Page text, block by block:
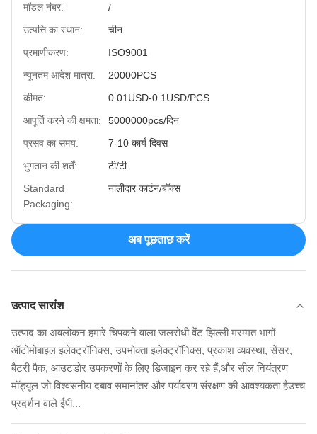
मॉडल नंबर:
/
उत्पत्ति का स्थान:
चीन
प्रमाणीकरण:
ISO9001
न्यूनतम आदेश मात्रा:
20000PCS
कीमत:
0.01USD-0.1USD/PCS
आपूर्ति करने की क्षमता:
5000000pcs/दिन
प्रसव का समय:
7-10 कार्य दिवस
भुगतान की शर्तें:
टी/टी
Standard
Packaging:
नालीदार कार्टन/बॉक्स
अब पूछताछ करें
उत्पाद सारांश
उत्पाद का अवलोकन हमारे चिपकने वाला जलरोधी वेंट झिल्ली मरम्मत भागों
ऑटोमोबाइल इलेक्ट्रॉनिक्स, उपभोक्ता इलेक्ट्रॉनिक्स, प्रकाश व्यवस्था, सेंसर,
बैटरी पैक, आउटडोर उपकरणों के लिए डिजाइन कर रहे हैं,और सील नियंत्रण
मॉड्यूल जो विश्वसनीय दबाव समानांतर और पर्यावरण संरक्षण की आवश्यकता हैउच्च
प्रदर्शन वाले ईपी...